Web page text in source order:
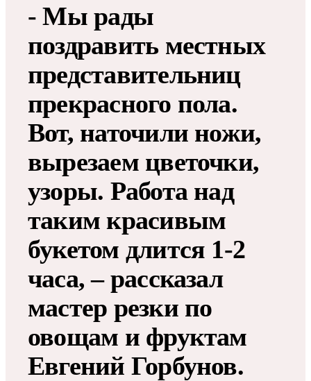
- Мы рады
поздравить местных
представительниц
прекрасного пола.
Вот, наточили ножи,
вырезаем цветочки,
узоры. Работа над
таким красивым
букетом длится 1-2
часа, – рассказал
мастер резки по
овощам и фруктам
Евгений Горбунов.